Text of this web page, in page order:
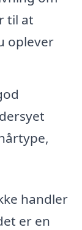
til at
oplever
handler
er en